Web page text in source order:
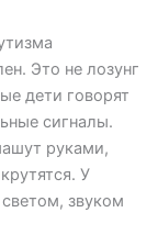
Это не лозунг
дети говорят
сигналы.
руками,
У
звуком